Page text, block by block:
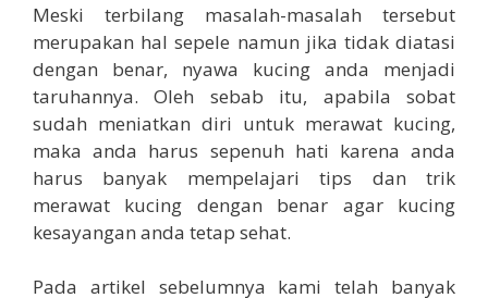
Meski terbilang masalah-masalah tersebut
merupakan hal sepele namun jika tidak diatasi
dengan benar, nyawa kucing anda menjadi
taruhannya. Oleh sebab itu, apabila sobat
sudah meniatkan diri untuk merawat kucing,
maka anda harus sepenuh hati karena anda
harus banyak mempelajari tips dan trik
merawat kucing dengan benar agar kucing
kesayangan anda tetap sehat.
Pada artikel sebelumnya kami telah banyak